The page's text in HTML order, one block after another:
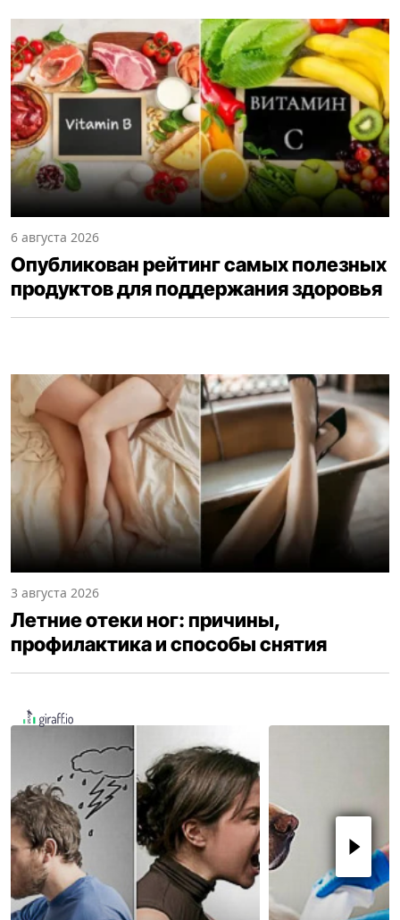
6 августа 2026
Опубликован рейтинг самых полезных
продуктов для поддержания здоровья
3 августа 2026
Летние отеки ног: причины,
профилактика и способы снятия